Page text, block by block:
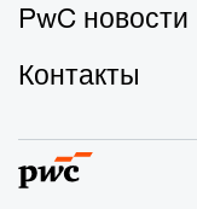
PwC новости
Контакты